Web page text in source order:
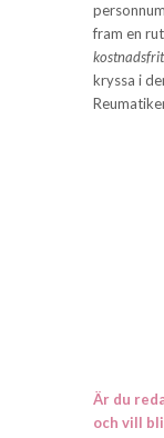
fram en
kryssa i
Är du
och vill